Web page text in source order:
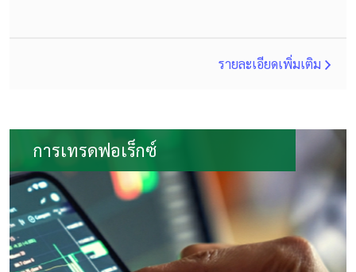
รายละเอียดเพิ่มเติม
การเทรดฟอเร็กซ์